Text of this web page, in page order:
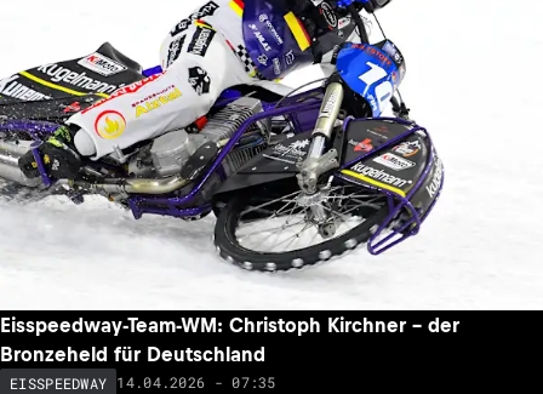
Eisspeedway-Team-WM: Christoph Kirchner – der
Bronzeheld für Deutschland
EISSPEEDWAY 14.04.2026 - 07:35